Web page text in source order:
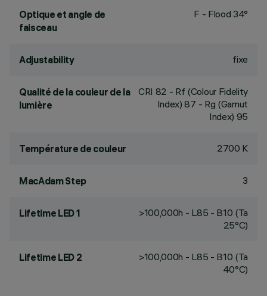
Optique et angle de
faisceau
F - Flood 34°
Adjustability fixe
Qualité de la couleur de la
lumière
CRI 82 - Rf (Colour Fidelity
Index) 87 - Rg (Gamut
Index) 95
Température de couleur 2700 K
MacAdam Step 3
Lifetime LED 1
>100,000h - L85 - B10 (Ta
25°C)
Lifetime LED 2
>100,000h - L85 - B10 (Ta
40°C)